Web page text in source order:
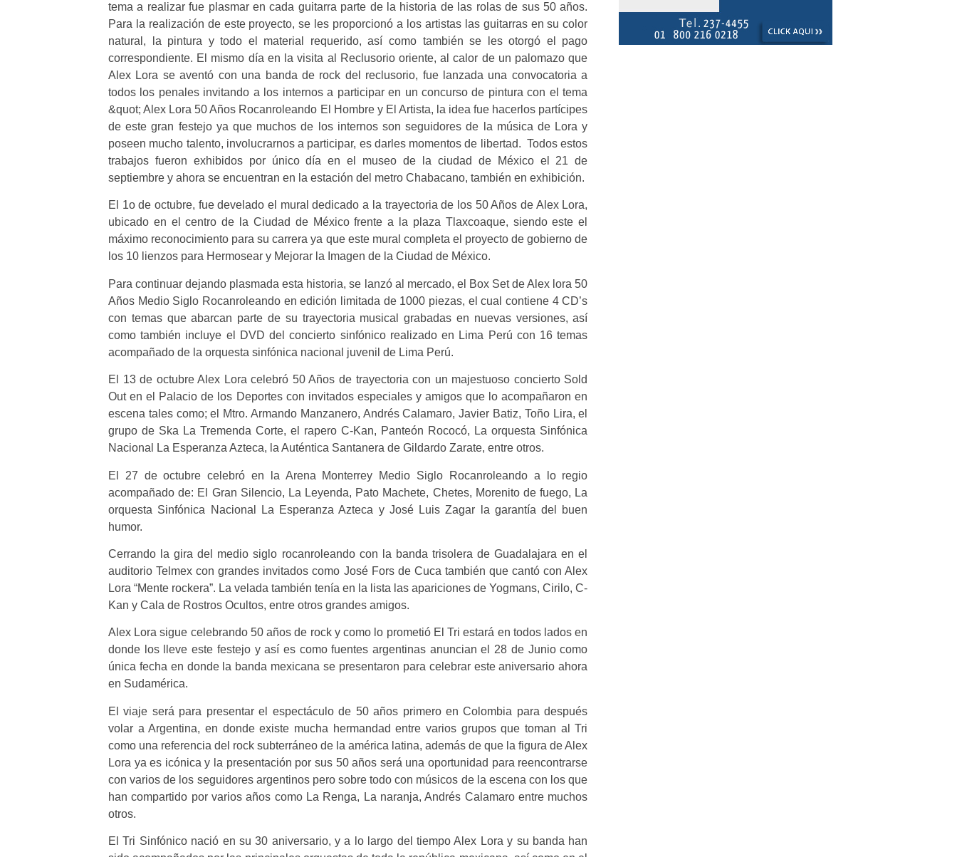
tema a realizar fue plasmar en cada guitarra parte de la historia de las rolas de sus 50 años.
Para la realización de este proyecto, se les proporcionó a los artistas las guitarras en su color
natural, la pintura y todo el material requerido, así como también se les otorgó el pago
correspondiente. El mismo día en la visita al Reclusorio oriente, al calor de un palomazo que
Alex Lora se aventó con una banda de rock del reclusorio, fue lanzada una convocatoria a
todos los penales invitando a los internos a participar en un concurso de pintura con el tema
&quot; Alex Lora 50 Años Rocanroleando El Hombre y El Artista, la idea fue hacerlos partícipes
de este gran festejo ya que muchos de los internos son seguidores de la música de Lora y
poseen mucho talento, involucrarnos a participar, es darles momentos de libertad. Todos estos
trabajos fueron exhibidos por único día en el museo de la ciudad de México el 21 de
septiembre y ahora se encuentran en la estación del metro Chabacano, también en exhibición.
El 1o de octubre, fue develado el mural dedicado a la trayectoria de los 50 Años de Alex Lora,
ubicado en el centro de la Ciudad de México frente a la plaza Tlaxcoaque, siendo este el
máximo reconocimiento para su carrera ya que este mural completa el proyecto de gobierno de
los 10 lienzos para Hermosear y Mejorar la Imagen de la Ciudad de México.
Para continuar dejando plasmada esta historia, se lanzó al mercado, el Box Set de Alex lora 50
Años Medio Siglo Rocanroleando en edición limitada de 1000 piezas, el cual contiene 4 CD’s
con temas que abarcan parte de su trayectoria musical grabadas en nuevas versiones, así
como también incluye el DVD del concierto sinfónico realizado en Lima Perú con 16 temas
acompañado de la orquesta sinfónica nacional juvenil de Lima Perú.
El 13 de octubre Alex Lora celebró 50 Años de trayectoria con un majestuoso concierto Sold
Out en el Palacio de los Deportes con invitados especiales y amigos que lo acompañaron en
escena tales como; el Mtro. Armando Manzanero, Andrés Calamaro, Javier Batiz, Toño Lira, el
grupo de Ska La Tremenda Corte, el rapero C-Kan, Panteón Rococó, La orquesta Sinfónica
Nacional La Esperanza Azteca, la Auténtica Santanera de Gildardo Zarate, entre otros.
El 27 de octubre celebró en la Arena Monterrey Medio Siglo Rocanroleando a lo regio
acompañado de: El Gran Silencio, La Leyenda, Pato Machete, Chetes, Morenito de fuego, La
orquesta Sinfónica Nacional La Esperanza Azteca y José Luis Zagar la garantía del buen
humor.
Cerrando la gira del medio siglo rocanroleando con la banda trisolera de Guadalajara en el
auditorio Telmex con grandes invitados como José Fors de Cuca también que cantó con Alex
Lora “Mente rockera”. La velada también tenía en la lista las apariciones de Yogmans, Cirilo, C-
Kan y Cala de Rostros Ocultos, entre otros grandes amigos.
Alex Lora sigue celebrando 50 años de rock y como lo prometió El Tri estará en todos lados en
donde los lleve este festejo y así es como fuentes argentinas anuncian el 28 de Junio como
única fecha en donde la banda mexicana se presentaron para celebrar este aniversario ahora
en Sudamérica.
El viaje será para presentar el espectáculo de 50 años primero en Colombia para después
volar a Argentina, en donde existe mucha hermandad entre varios grupos que toman al Tri
como una referencia del rock subterráneo de la américa latina, además de que la figura de Alex
Lora ya es icónica y la presentación por sus 50 años será una oportunidad para reencontrarse
con varios de los seguidores argentinos pero sobre todo con músicos de la escena con los que
han compartido por varios años como La Renga, La naranja, Andrés Calamaro entre muchos
otros.
El Tri Sinfónico nació en su 30 aniversario, y a lo largo del tiempo Alex Lora y su banda han